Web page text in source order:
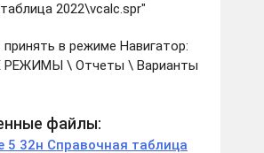
2022\vcalc.spr"
в режиме Навигатор:
\ Отчеты \ Варианты
файлы:
5 32н Справочная таблица